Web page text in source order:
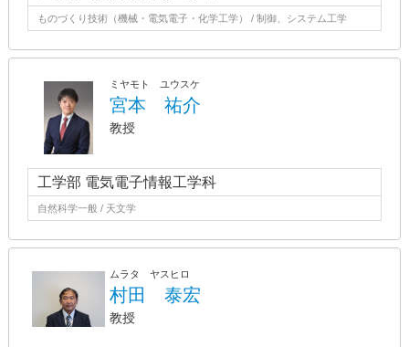
ものづくり技術（機械・電気電子・化学工学） / 制御、システム工学
ミヤモト ユウスケ
宮本 祐介
教授
工学部 電気電子情報工学科
自然科学一般 / 天文学
ムラタ ヤスヒロ
村田 泰宏
教授